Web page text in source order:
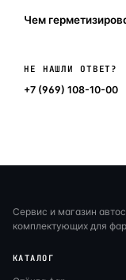
Чем
НЕ НАШЛИ ОТВЕТ?
+7 (969) 108-10-00
Сервис и магазин
комплектующих для
КАТАЛОГ